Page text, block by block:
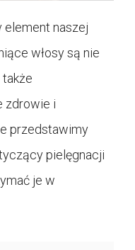
element naszej
włosy są nie
zdrowie i
przedstawimy
pielęgnacji
je w